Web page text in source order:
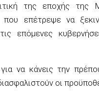
της εποχής της
που επέτρεψε να
επόμενες
να κάνεις την
οι